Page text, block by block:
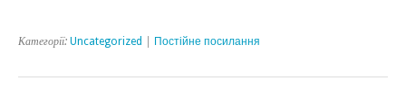
Категорії: Uncategorized Постійне посилання